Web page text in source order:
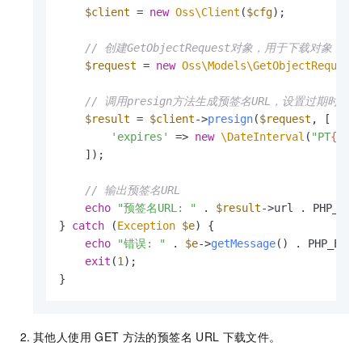
$client = new Oss\Client ($cfg);
// 创建GetObjectRequest对象，用于下载对象
$request = new Oss\Models\GetObjectRequest
// 调用presign方法生成预签名URL，设置过期时间
$result = $client->presign($request , [
'expires'
=> new \DateInterval ( "PT
    ]);
// 输出预签名URL
echo
"预签名URL: " . $result->url .
} catch (Exception $e) {
echo
"错误: " . $e->getMessage() . PHP_EOL;
exit (1 );
}
其他人使用 GET 方法的预签名 URL 下载文件。